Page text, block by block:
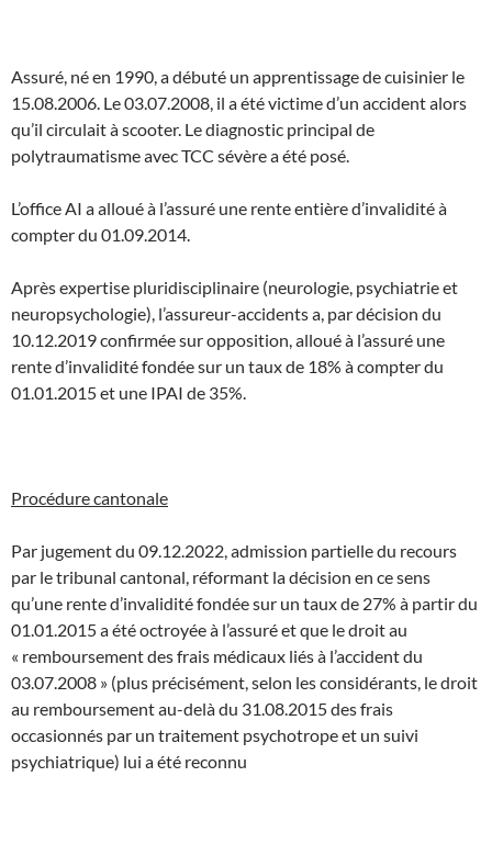
Assuré, né en 1990, a débuté un apprentissage de cuisinier le
15.08.2006. Le 03.07.2008, il a été victime d’un accident alors
qu’il circulait à scooter. Le diagnostic principal de
polytraumatisme avec TCC sévère a été posé.
L’office AI a alloué à l’assuré une rente entière d’invalidité à
compter du 01.09.2014.
Après expertise pluridisciplinaire (neurologie, psychiatrie et
neuropsychologie), l’assureur-accidents a, par décision du
10.12.2019 confirmée sur opposition, alloué à l’assuré une
rente d’invalidité fondée sur un taux de 18% à compter du
01.01.2015 et une IPAI de 35%.
Procédure cantonale
Par jugement du 09.12.2022, admission partielle du recours
par le tribunal cantonal, réformant la décision en ce sens
qu’une rente d’invalidité fondée sur un taux de 27% à partir du
01.01.2015 a été octroyée à l’assuré et que le droit au
« remboursement des frais médicaux liés à l’accident du
03.07.2008 » (plus précisément, selon les considérants, le droit
au remboursement au-delà du 31.08.2015 des frais
occasionnés par un traitement psychotrope et un suivi
psychiatrique) lui a été reconnu